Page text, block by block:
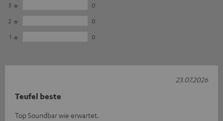
3
0
2
0
1
0
Teufel beste
Top Soundbar wie erwartet.
23.07.2026